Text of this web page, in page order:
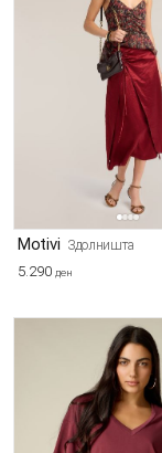
Motivi Здолништа
5.290 ден